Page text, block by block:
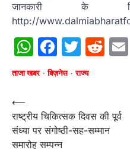
जानकारी के
http://
WhatsApp
ताजा खबर बिज़नेस राज्य
Post
navigation
⟵
राष्ट्रीय चिकित्सक दिवस की पूर्व
संध्या पर संगोष्ठी-सह-सम्मान
समारोह सम्पन्न